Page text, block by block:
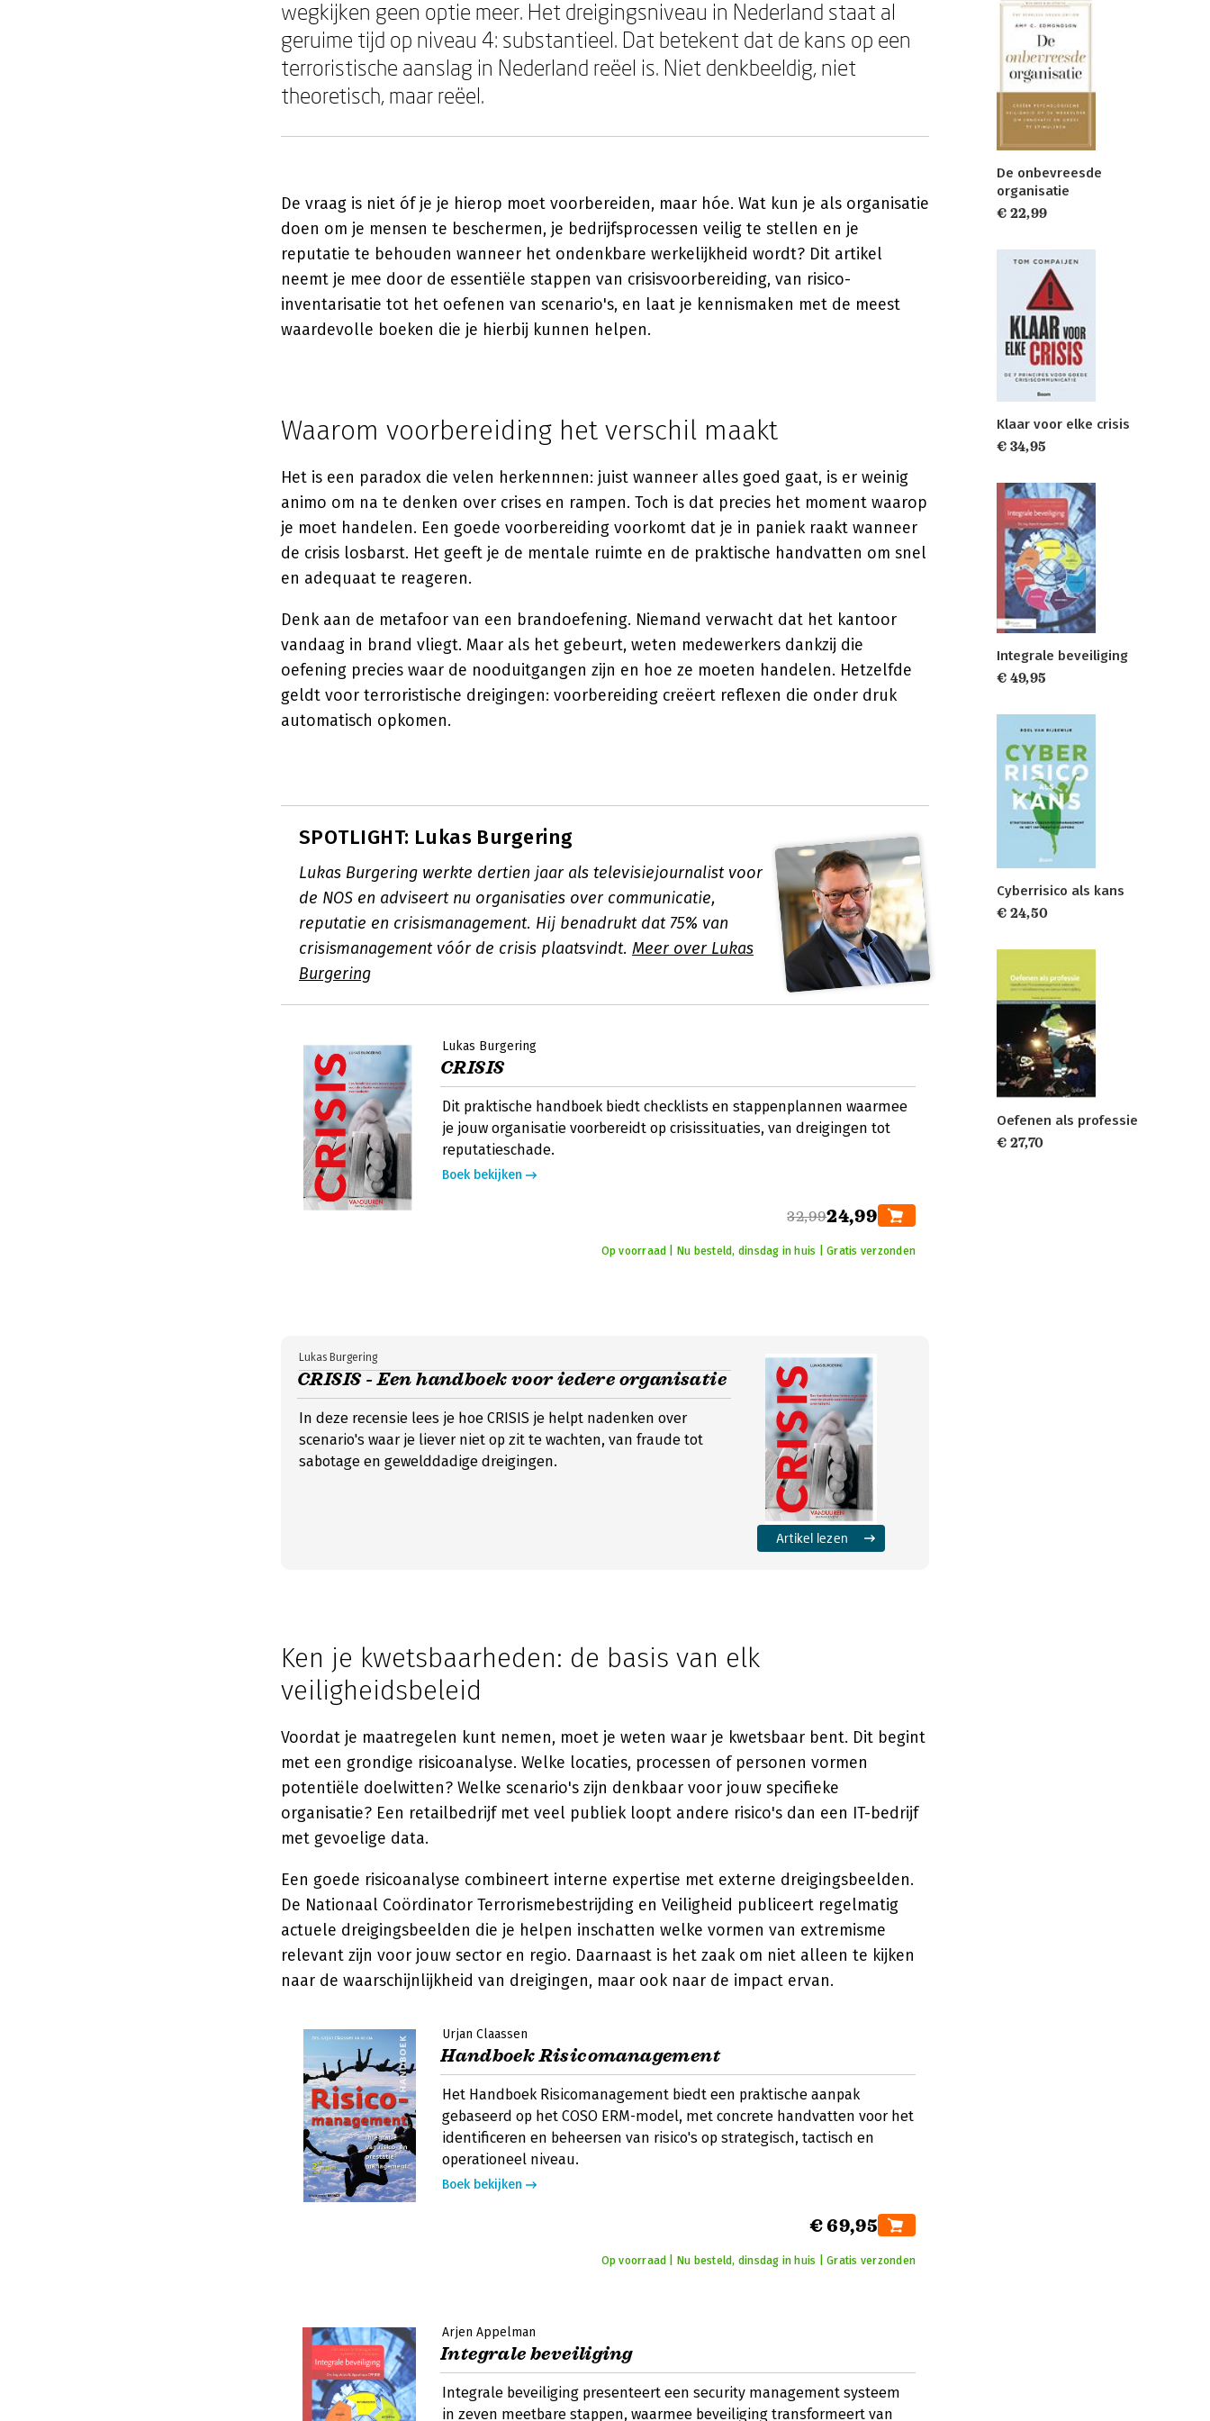
wegkijken geen optie meer. Het dreigingsniveau in Nederland staat al
geruime tijd op niveau 4: substantieel. Dat betekent dat de kans op een
terroristische aanslag in Nederland reëel is. Niet denkbeeldig, niet
theoretisch, maar reëel.
De vraag is niet óf je je hierop moet voorbereiden, maar hóe. Wat kun je als organisatie
doen om je mensen te beschermen, je bedrijfsprocessen veilig te stellen en je
reputatie te behouden wanneer het ondenkbare werkelijkheid wordt? Dit artikel
neemt je mee door de essentiële stappen van crisisvoorbereiding, van risico-
inventarisatie tot het oefenen van scenario's, en laat je kennismaken met de meest
waardevolle boeken die je hierbij kunnen helpen.
Waarom voorbereiding het verschil maakt
Het is een paradox die velen herkennnen: juist wanneer alles goed gaat, is er weinig
animo om na te denken over crises en rampen. Toch is dat precies het moment waarop
je moet handelen. Een goede voorbereiding voorkomt dat je in paniek raakt wanneer
de crisis losbarst. Het geeft je de mentale ruimte en de praktische handvatten om snel
en adequaat te reageren.
Denk aan de metafoor van een brandoefening. Niemand verwacht dat het kantoor
vandaag in brand vliegt. Maar als het gebeurt, weten medewerkers dankzij die
oefening precies waar de nooduitgangen zijn en hoe ze moeten handelen. Hetzelfde
geldt voor terroristische dreigingen: voorbereiding creëert reflexen die onder druk
automatisch opkomen.
SPOTLIGHT: Lukas Burgering
Lukas Burgering werkte dertien jaar als televisiejournalist voor
de NOS en adviseert nu organisaties over communicatie,
reputatie en crisismanagement. Hij benadrukt dat 75% van
crisismanagement vóór de crisis plaatsvindt. Meer over Lukas
Burgering
Lukas Burgering
CRISIS
Dit praktische handboek biedt checklists en stappenplannen waarmee
je jouw organisatie voorbereidt op crisissituaties, van dreigingen tot
reputatieschade.
Boek bekijken
32,9924,99
Op voorraad | Nu besteld, dinsdag in huis | Gratis verzonden
CRISIS - Een handboek voor iedere organisatie
Lukas Burgering
In deze recensie lees je hoe CRISIS je helpt nadenken over
scenario's waar je liever niet op zit te wachten, van fraude tot
sabotage en gewelddadige dreigingen.
Artikel lezen
Ken je kwetsbaarheden: de basis van elk
veiligheidsbeleid
Voordat je maatregelen kunt nemen, moet je weten waar je kwetsbaar bent. Dit begint
met een grondige risicoanalyse. Welke locaties, processen of personen vormen
potentiële doelwitten? Welke scenario's zijn denkbaar voor jouw specifieke
organisatie? Een retailbedrijf met veel publiek loopt andere risico's dan een IT-bedrijf
met gevoelige data.
Een goede risicoanalyse combineert interne expertise met externe dreigingsbeelden.
De Nationaal Coördinator Terrorismebestrijding en Veiligheid publiceert regelmatig
actuele dreigingsbeelden die je helpen inschatten welke vormen van extremisme
relevant zijn voor jouw sector en regio. Daarnaast is het zaak om niet alleen te kijken
naar de waarschijnlijkheid van dreigingen, maar ook naar de impact ervan.
Urjan Claassen
Handboek Risicomanagement
Het Handboek Risicomanagement biedt een praktische aanpak
gebaseerd op het COSO ERM-model, met concrete handvatten voor het
identificeren en beheersen van risico's op strategisch, tactisch en
operationeel niveau.
Boek bekijken
€ 69,95
Op voorraad | Nu besteld, dinsdag in huis | Gratis verzonden
Arjen Appelman
Integrale beveiliging
Integrale beveiliging presenteert een security management systeem
in zeven meetbare stappen, waarmee beveiliging transformeert van
De onbevreesde
organisatie
€ 22,99
Klaar voor elke crisis
€ 34,95
Integrale beveiliging
€ 49,95
Cyberrisico als kans
€ 24,50
Oefenen als professie
€ 27,70